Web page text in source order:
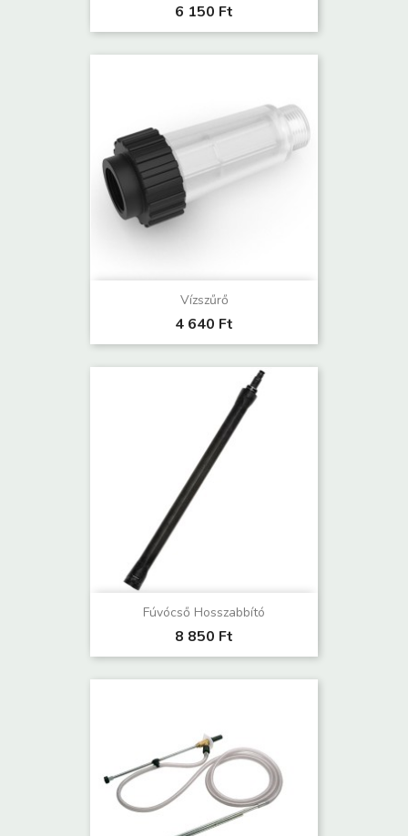
6 150 Ft
Vízszűrő
4 640 Ft
Fúvócső Hosszabbító
8 850 Ft